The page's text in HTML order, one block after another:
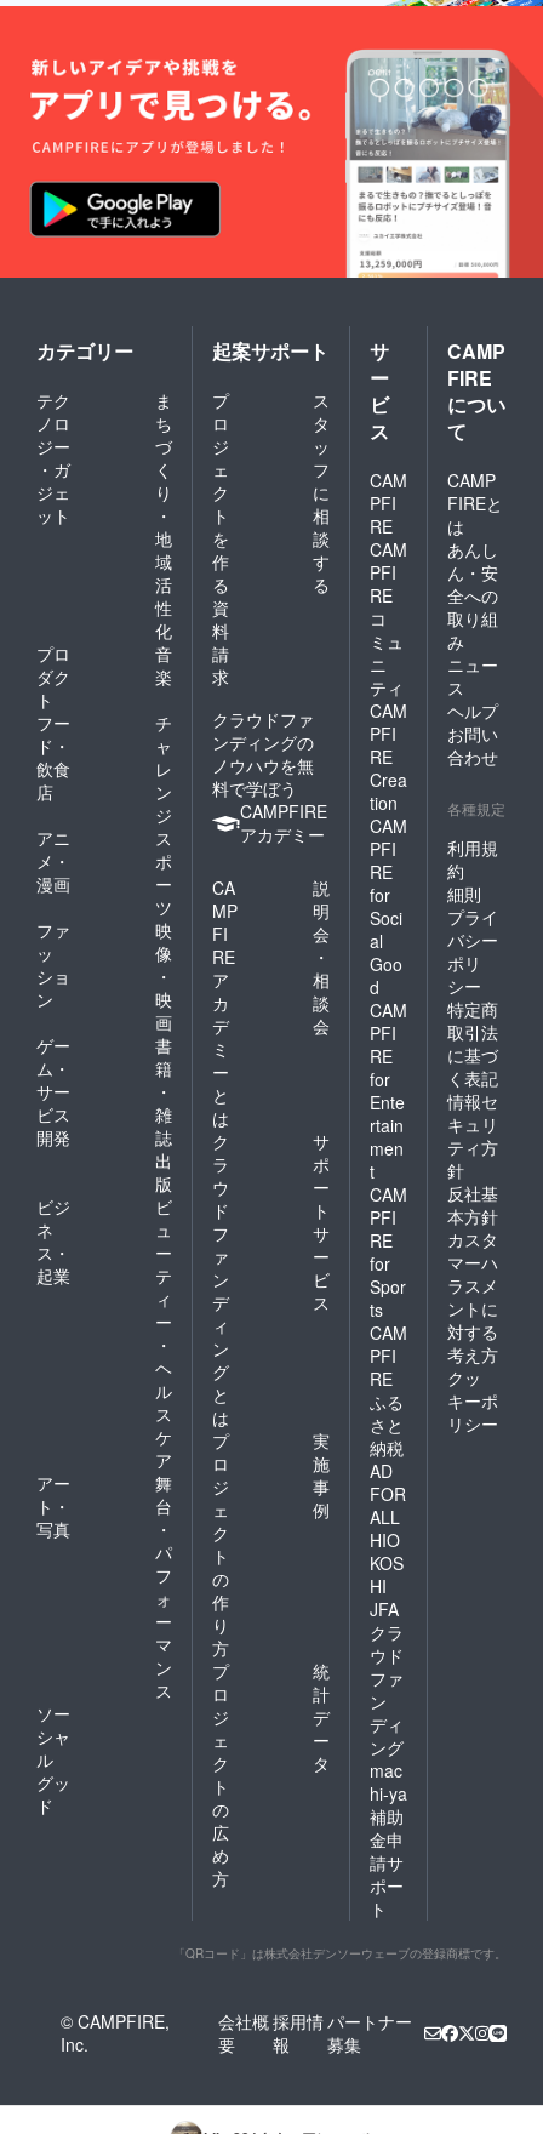
カテゴリー
テク
ノロ
ジー
・ガ
ジェ
ット
ま
ち
づ
く
り
・
地
域
活
性
化
プロ
ダク
ト
音
楽
フー
ド・
飲食
店
チ
ャ
レ
ン
ジ
アニ
メ・
漫画
ス
ポ
ー
ツ
ファ
ッ
ショ
ン
映
像
・
映
画
ゲー
ム・
サー
ビス
開発
書
籍
・
雑
誌
出
版
ビジ
ネ
ス・
起業
ビ
ュ
ー
テ
ィ
ー
・
ヘ
ル
ス
ケ
ア
アー
ト・
写真
舞
台
・
パ
フ
ォ
ー
マ
ン
ス
ソー
シャ
ル
グッ
ド
起案サポート
プ
ロ
ジ
ェ
ク
ト
を
作
る
ス
タ
ッ
フ
に
相
談
す
る
資
料
請
求
クラウドファ
ンディングの
ノウハウを無
料で学ぼう
CAMPFIRE
アカデミー
CA
MP
FI
RE
ア
カ
デ
ミ
ー
と
は
説
明
会
・
相
談
会
ク
ラ
ウ
ド
フ
ァ
ン
デ
ィ
ン
グ
と
は
サ
ポ
ー
ト
サ
ー
ビ
ス
プ
ロ
ジ
ェ
ク
ト
の
作
り
方
実
施
事
例
プ
ロ
ジ
ェ
ク
ト
の
広
め
方
統
計
デ
ー
タ
サ
ー
ビ
ス
CAM
PFI
RE
CAM
PFI
RE
コ
ミュ
ニ
ティ
CAM
PFI
RE
Crea
tion
CAM
PFI
RE
for
Soci
al
Goo
d
CAM
PFI
RE
for
Ente
rtain
men
t
CAM
PFI
RE
for
Spor
ts
CAM
PFI
RE
ふる
さと
納税
AD
FOR
ALL
HIO
KOS
HI
JFA
クラ
ウド
ファ
ン
ディ
ング
mac
hi-ya
補助
金申
請サ
ポー
ト
CAMP
FIRE
につい
て
CAMP
FIREと
は
あんし
ん・安
全への
取り組
み
ニュー
ス
ヘルプ
お問い
合わせ
各種規定
利用規
約
細則
プライ
バシー
ポリ
シー
特定商
取引法
に基づ
く表記
情報セ
キュリ
ティ方
針
反社基
本方針
カスタ
マーハ
ラスメ
ントに
対する
考え方
クッ
キーポ
リシー
「QRコード」は株式会社デンソーウェーブの登録商標です。
© CAMPFIRE,
Inc.
会社概
要
採用情
報
パートナー
募集